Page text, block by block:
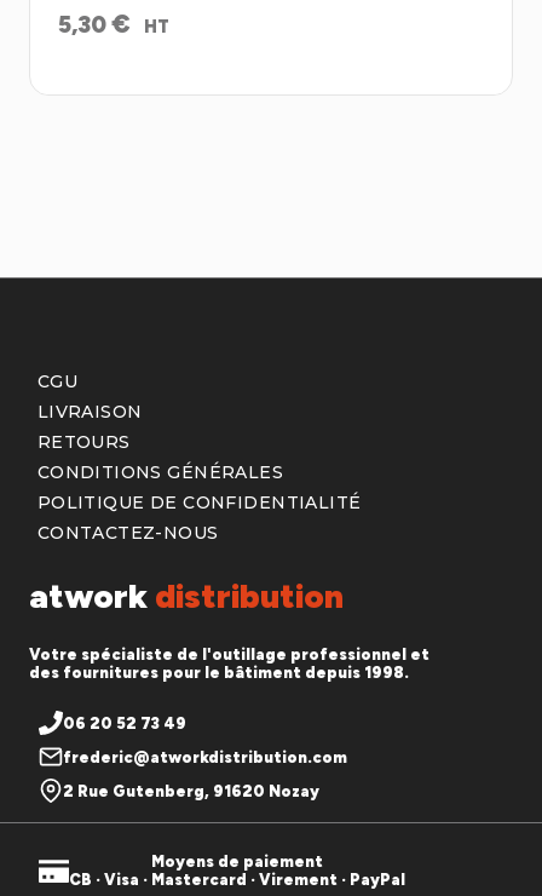
5,30€ HT
atwork distribution
Votre spécialiste de l'outillage professionnel et
des fournitures pour le bâtiment depuis 1998.
06 20 52 73 49
frederic@atworkdistribution.com
2 Rue Gutenberg, 91620 Nozay
CGU
LIVRAISON
RETOURS
CONDITIONS GÉNÉRALES
POLITIQUE DE CONFIDENTIALITÉ
CONTACTEZ-NOUS
Moyens de paiement
CB · Visa · Mastercard · Virement · PayPal